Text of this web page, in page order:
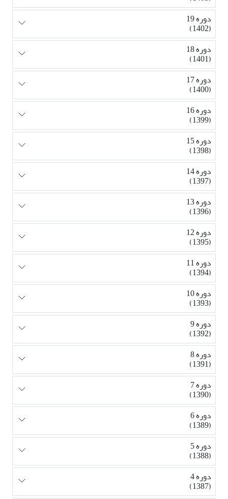
دوره 19
(1402)
دوره 18
(1401)
دوره 17
(1400)
دوره 16
(1399)
دوره 15
(1398)
دوره 14
(1397)
دوره 13
(1396)
دوره 12
(1395)
دوره 11
(1394)
دوره 10
(1393)
دوره 9
(1392)
دوره 8
(1391)
دوره 7
(1390)
دوره 6
(1389)
دوره 5
(1388)
دوره 4
(1387)